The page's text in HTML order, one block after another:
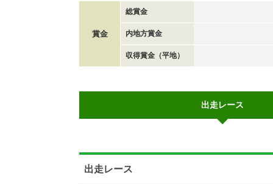
賞金
総賞金
内地方賞金
収得賞金（平地）
出走レース
出走レース